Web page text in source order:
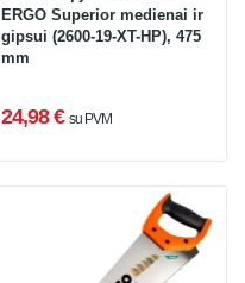
ERGO Superior medienai ir
gipsui (2600-19-XT-HP), 475
mm
24,98 € su PVM